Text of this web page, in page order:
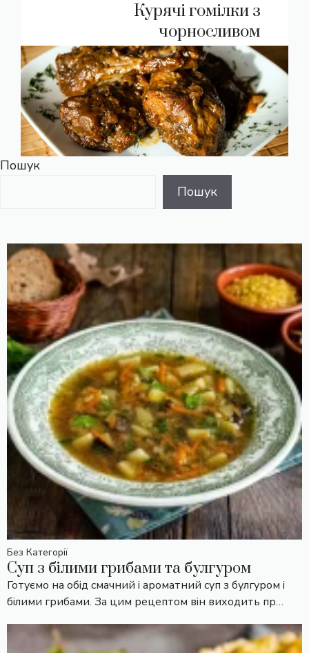
Курячі гомілки з
чорносливом
Пошук
Пошук
Без Категорії
Суп з білими грибами та булгуром
Готуємо на обід смачний і ароматний суп з булгуром і
білими грибами. За цим рецептом він виходить пр…